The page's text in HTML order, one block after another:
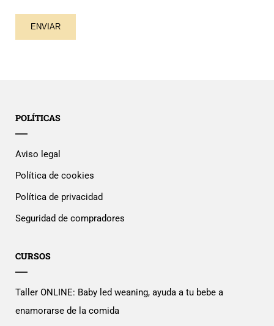
POLÍTICAS
Aviso legal
Política de cookies
Política de privacidad
Seguridad de compradores
CURSOS
Taller ONLINE: Baby led weaning, ayuda a tu bebe a
enamorarse de la comida